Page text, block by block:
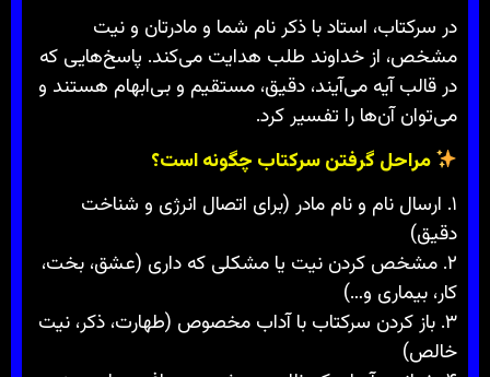
در سرکتاب، استاد با ذکر نام شما و مادرتان و نیت
مشخص، از خداوند طلب هدایت می‌کند. پاسخ‌هایی که
در قالب آیه می‌آیند، دقیق، مستقیم و بی‌ابهام هستند و
می‌توان آن‌ها را تفسیر کرد.
مراحل گرفتن سرکتاب چگونه است؟
۱. ارسال نام و نام مادر (برای اتصال انرژی و شناخت
دقیق)
۲. مشخص کردن نیت یا مشکلی که داری (عشق، بخت،
کار، بیماری و…)
۳. باز کردن سرکتاب با آداب مخصوص (طهارت، ذکر، نیت
خالص)